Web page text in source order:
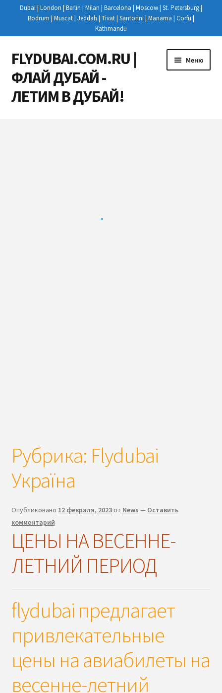
Dubai | London | Berlin | Milan | Barcelona | Moscow | St. Petersburg |
Bodrum | Muscat | Jeddah | Tivat | Santorini | Manama | Corfu |
Kathmandu
Перейти
к
навигации
Перейти
к
содержимому
FLYDUBAI.COM.RU |
ФЛАЙ ДУБАЙ -
ЛЕТИМ В ДУБАЙ!
Меню
Рубрика: Flydubai
Україна
Опубликовано 12 февраля, 2023 от News — Оставить
комментарий
ЦЕНЫ НА ВЕСЕННЕ-
ЛЕТНИЙ ПЕРИОД
flydubai предлагает
привлекательные
цены на авиабилеты на
весенне-летний